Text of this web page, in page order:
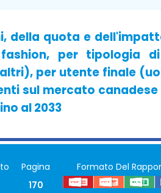
della quota e
per tipologia
per utente finale
sul mercato
al 2033
Pagina
170
Formato Del